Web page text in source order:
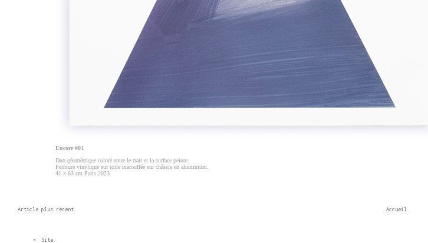
Encore #01
Duo géométrique coloré entre le trait et la surface peinte.
Peinture vinylique sur toile marouflée sur châssis en aluminium.
41 x 63 cm Paris 2023
Article plus récent Accueil
Site